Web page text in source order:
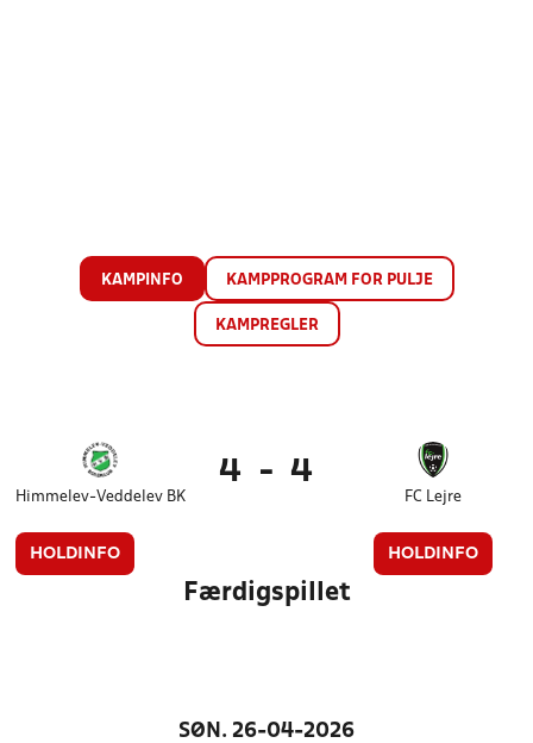
KAMPINFO KAMPPROGRAM FOR PULJE
KAMPREGLER
Himmelev-Veddelev BK
HOLDINFO
4 - 4
FC Lejre
HOLDINFO
Færdigspillet
SØN. 26-04-2026